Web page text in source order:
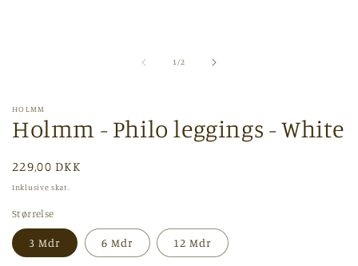
1 /af
2
HOLMM
Holmm - Philo leggings - White
Normalpris
229,00 DKK
Inklusive skat.
Størrelse
3 Mdr 6 Mdr 12 Mdr